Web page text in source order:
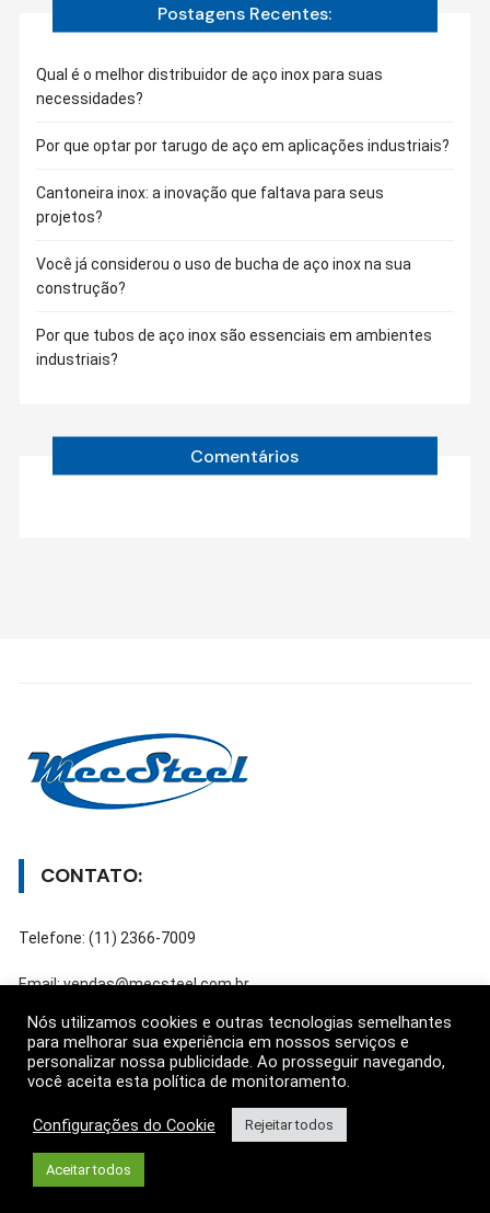
Postagens Recentes:
Qual é o melhor distribuidor de aço inox para suas
necessidades?
Por que optar por tarugo de aço em aplicações industriais?
Cantoneira inox: a inovação que faltava para seus
projetos?
Você já considerou o uso de bucha de aço inox na sua
construção?
Por que tubos de aço inox são essenciais em ambientes
industriais?
Comentários
CONTATO:
Telefone: (11) 2366-7009
Email: vendas@mecsteel.com.br
ATENDIMENTO:
Segunda a Sexta das 8h às 17h
Nós utilizamos cookies e outras tecnologias semelhantes
para melhorar sua experiência em nossos serviços e
personalizar nossa publicidade. Ao prosseguir navegando,
você aceita esta política de monitoramento.
Configurações do Cookie Rejeitar todos
Aceitar todos